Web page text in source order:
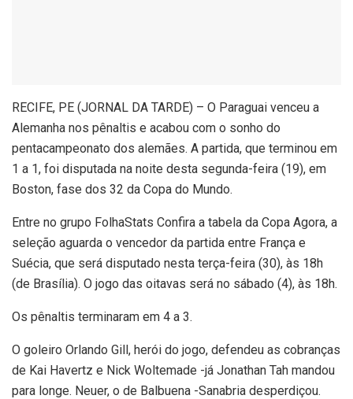
RECIFE, PE (JORNAL DA TARDE) – O Paraguai venceu a
Alemanha nos pênaltis e acabou com o sonho do
pentacampeonato dos alemães. A partida, que terminou em
1 a 1, foi disputada na noite desta segunda-feira (19), em
Boston, fase dos 32 da Copa do Mundo.
Entre no grupo FolhaStats Confira a tabela da Copa Agora, a
seleção aguarda o vencedor da partida entre França e
Suécia, que será disputado nesta terça-feira (30), às 18h
(de Brasília). O jogo das oitavas será no sábado (4), às 18h.
Os pênaltis terminaram em 4 a 3.
O goleiro Orlando Gill, herói do jogo, defendeu as cobranças
de Kai Havertz e Nick Woltemade -já Jonathan Tah mandou
para longe. Neuer, o de Balbuena -Sanabria desperdiçou.